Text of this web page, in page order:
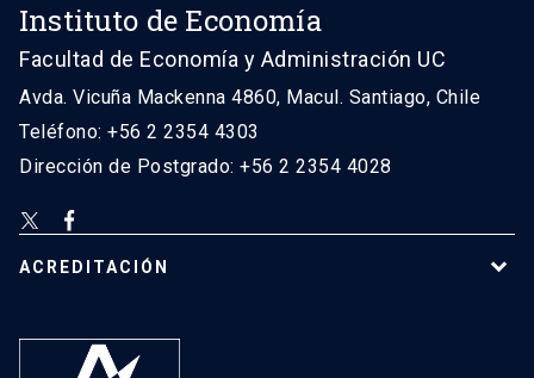
Instituto de Economía
Facultad de Economía y Administración UC
Avda. Vicuña Mackenna 4860, Macul. Santiago, Chile
Teléfono: +56 2 2354 4303
Dirección de Postgrado: +56 2 2354 4028
ACREDITACIÓN